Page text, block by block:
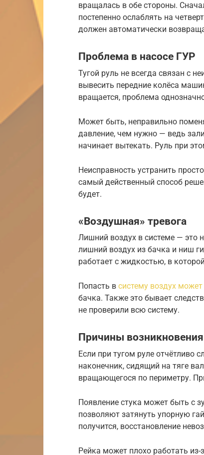
вращалась в обе стороны.
постепенно ослаблять на
должен автоматически
Проблема в насосе ГУР
Тугой руль не всегда связан с
вывесить передние колёса
вращается, проблема
Может быть, неправильно
давление, чем нужно — ведь
начинает вытекать. Руль при
Неисправность устранить
самый действенный способ
будет.
«Воздушная» тревога
Лишний воздух в системе — это
лишний воздух из бачка и ниш
работает с жидкостью, в
Попасть в систему воздух может
бачка. Также это бывает
не проверили всю систему.
Причины
Если при тугом руле отчётливо
наконечник, сидящий на тяге
вращающегося по периметру.
Появление стука может быть с
позволяют затянуть упорную
получится, восстановление
Рейка может плохо работать